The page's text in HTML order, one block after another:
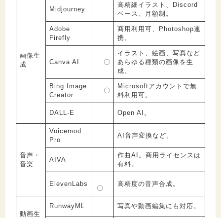
画像生
成
Midjourney
高精細イラスト、Discord
ベース、月額制。
Adobe
Firefly
商用利用可、Photoshop連
携。
Canva AI 〇
イラスト、絵画、写真など
あらゆる種類の画像を生
成。
Bing Image
Creator
〇
Microsoftアカウントで無
料利用可。
DALL-E Open AI。
音声・
音楽
Voicemod
Pro
AI音声変換など。
AIVA
作曲AI。商用ライセンスは
有料。
ElevenLabs
〇
高精度の音声合成。
動画生
RunwayML 写真や動画編集にも対応。